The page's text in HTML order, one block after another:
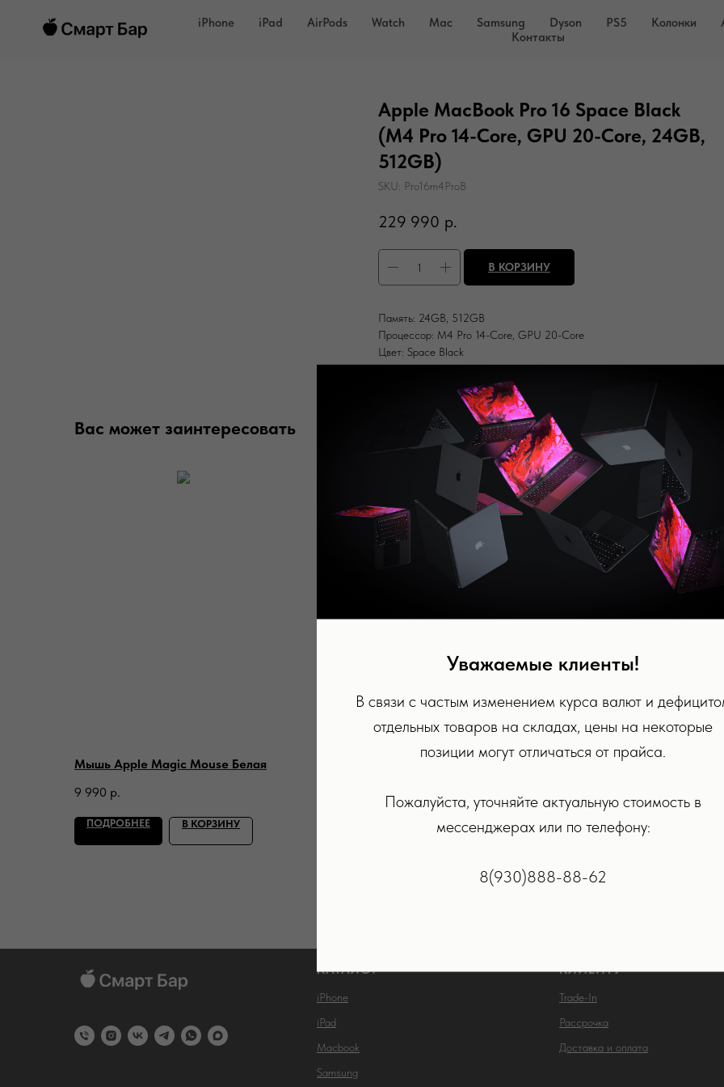
iPhone iPad AirPods Watch Mac Samsung Dyson PS5 Колонки
Контакты
Apple MacBook Pro 16 Space Black
(M4 Pro 14-Core, GPU 20-Core, 24GB,
512GB)
SKU: Pro16m4ProB
229 990 р.
В КОРЗИНУ
Память: 24GB, 512GB
Процессор: M4 Pro 14-Core, GPU 20-Core
Цвет: Space Black
Вас может заинтересовать
Мышь Apple Magic Mouse Белая
9 990 р.
ПОДРОБНЕЕ В КОРЗИНУ
Мышь Apple Magic Mouse Черная
В КОРЗИНУ
КАТАЛОГ
iPhone
iPad
Macbook
Samsung
КЛИЕНТУ
Trade-In
Рассрочка
Доставка и оплата
Уважаемые клиенты!
В связи с частым изменением курса валют и
отдельных товаров на складах, цены на некоторые
позиции могут отличаться от прайса.
Пожалуйста, уточняйте актуальную стоимость в
мессенджерах или по телефону:
8(930)888-88-62